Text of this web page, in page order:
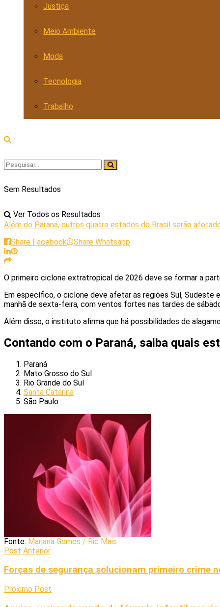
Justiça
Meio Ambiente
Moda
Tecnologia
Trabalho
Sem Resultados
Ver Todos os Resultados
Além do Paraná, outros quatro estados do Brasil serão
Share Facebook
Share Whatsapp
O primeiro ciclone extratropical de 2026 deve se formar a
Em específico, o ciclone deve afetar as regiões Sul, Sudeste
manhã de sexta-feira, com ventos fortes nas tardes de
Além disso, o instituto afirma que há possibilidades de
Contando com o Paraná, saiba quais
Paraná
Mato Grosso do Sul
Rio Grande do Sul
Santa Catarina
São Paulo
Fonte: Mariana Gomes / Ric Mais
Post Anterior
Forças de segurança solucionam primeiro crime
Próximo Post